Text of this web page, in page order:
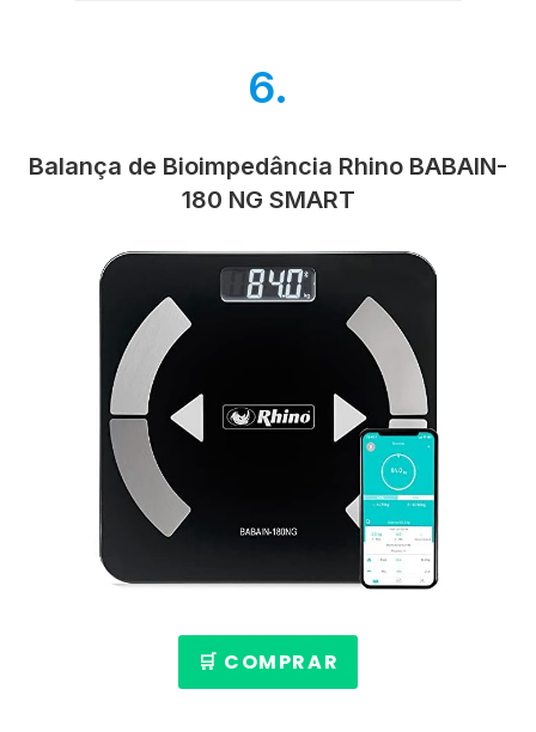
6.
Balança de Bioimpedância Rhino BABAIN-
180 NG SMART
🛒 COMPRAR